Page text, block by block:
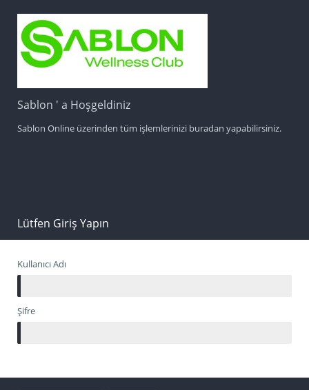
Sablon ' a Hoşgeldiniz
Sablon Online üzerinden tüm işlemlerinizi buradan yapabilirsiniz.
Lütfen Giriş Yapın
Kullanıcı Adı
Şifre